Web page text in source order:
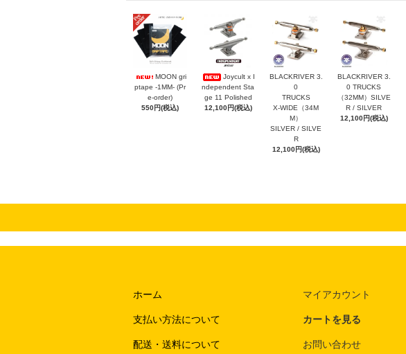
MOON gri
ptape -1MM- (Pr
e-order)
550円(税込)
Joycult x I
ndependent Sta
ge 11 Polished
12,100円(税込)
BLACKRIVER 3.
0
TRUCKS
X-WIDE（34M
M）
SILVER / SILVE
R
12,100円(税込)
BLACKRIVER 3.
0 TRUCKS
（32MM）SILVE
R / SILVER
12,100円(税込)
ホーム
支払い方法について
配送・送料について
マイアカウント
カートを見る
お問い合わせ